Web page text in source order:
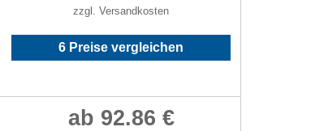
zzgl. Versandkosten
6 Preise vergleichen
ab 92.86 €